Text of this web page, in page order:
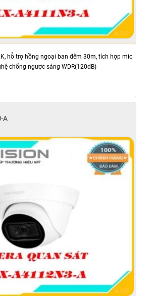
hỗ trợ hồng ngoại ban đêm 30m, tích hợp mic
chống ngược sáng WDR(120dB)
A